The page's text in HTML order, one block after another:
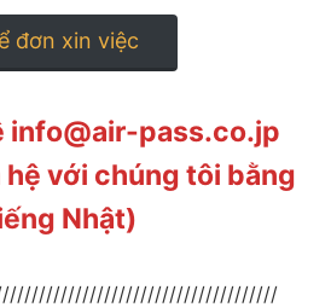
đơn xin việc
info@air-pass.co.jp
với chúng tôi bằng
Nhật)